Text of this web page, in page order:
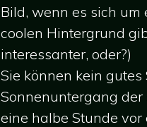
Bild, wenn es sich
coolen Hintergrund
interessanter, oder?)
Sie können kein
Sonnenuntergang der
eine halbe Stunde